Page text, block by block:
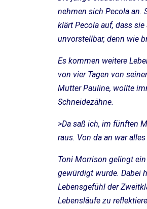
nehmen sich Pecola an.
klärt Pecola auf, dass
unvorstellbar, denn wie
Es kommen weitere
von vier Tagen von
Mutter Pauline, wollte
Schneidezähne.
>Da saß ich, im fünften
raus. Von da an war
Toni Morrison gelingt
gewürdigt wurde. Dabei
Lebensgefühl der
Lebensläufe zu